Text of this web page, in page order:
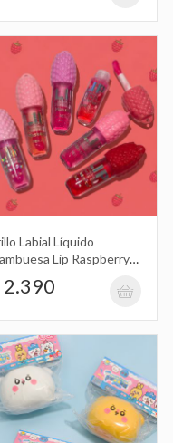
de Mickey Family
Keychain
Mochi Chiikawa
con Diseño de
Labial Líquido
Lip Raspberry
Lip Gloss Miss Fon
2.390